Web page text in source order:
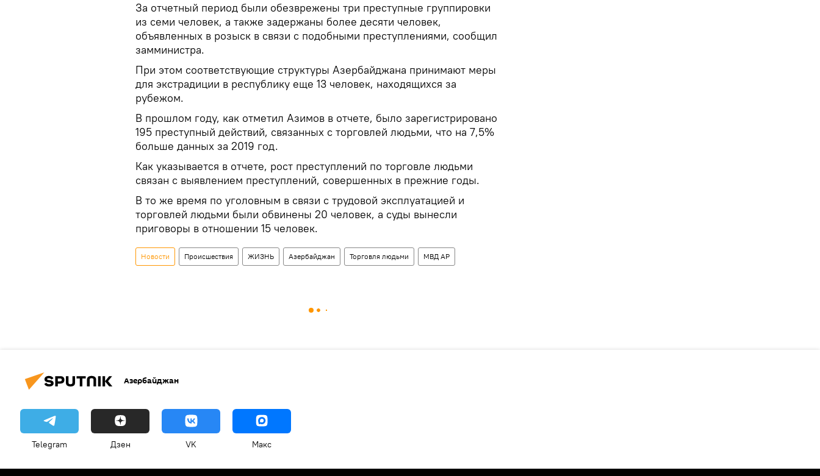
За отчетный период были обезврежены три преступные группировки
из семи человек, а также задержаны более десяти человек,
объявленных в розыск в связи с подобными преступлениями, сообщил
замминистра.
При этом соответствующие структуры Азербайджана принимают меры
для экстрадиции в республику еще 13 человек, находящихся за
рубежом.
В прошлом году, как отметил Азимов в отчете, было зарегистрировано
195 преступный действий, связанных с торговлей людьми, что на 7,5%
больше данных за 2019 год.
Как указывается в отчете, рост преступлений по торговле людьми
связан с выявлением преступлений, совершенных в прежние годы.
В то же время по уголовным в связи с трудовой эксплуатацией и
торговлей людьми были обвинены 20 человек, а суды вынесли
приговоры в отношении 15 человек.
Новости Происшествия ЖИЗНЬ Азербайджан Торговля людьми МВД АР
Азербайджан
Telegram Дзен VK Макс